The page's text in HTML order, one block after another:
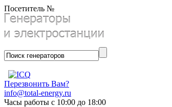
Посетитель №
Перезвонить Вам?
info@total-energy.ru
Часы работы с 10:00 до 18:00